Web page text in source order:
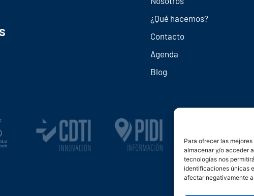
Para ofrecer las
almacenar y/o acceder
tecnologías nos
identificaciones únicas
afectar negativamente
¿Qué hacemos?
Contacto
Agenda
Blog